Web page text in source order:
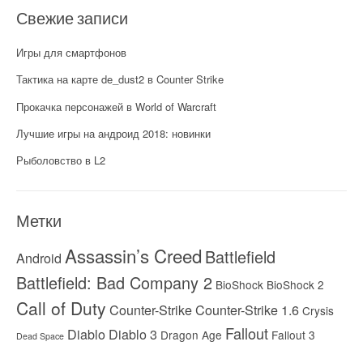
t
o
»
Свежие записи
Игры для смартфонов
Тактика на карте de_dust2 в Counter Strike
Прокачка персонажей в World of Warcraft
Лучшие игры на андроид 2018: новинки
Рыболовство в L2
Метки
Android Assassin’s Creed Battlefield
Battlefield: Bad Company 2 BioShock BioShock 2
Call of Duty Counter-StrikeCounter-Strike 1.6 Crysis
Dead Space Diablo Diablo 3 Dragon Age Fallout Fallout 3